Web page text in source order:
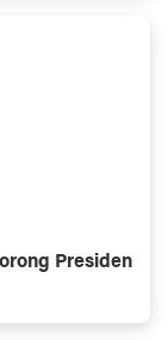
Presiden